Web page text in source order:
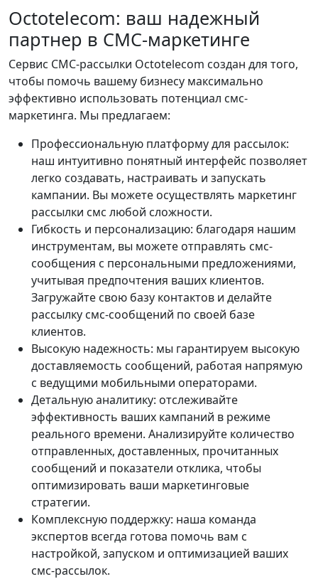
Octotelecom: ваш надежный
партнер в СМС-маркетинге
Сервис СМС-рассылки Octotelecom создан для того,
чтобы помочь вашему бизнесу максимально
эффективно использовать потенциал смс-
маркетинга. Мы предлагаем:
Профессиональную платформу для рассылок:
наш интуитивно понятный интерфейс позволяет
легко создавать, настраивать и запускать
кампании. Вы можете осуществлять маркетинг
рассылки смс любой сложности.
Гибкость и персонализацию: благодаря нашим
инструментам, вы можете отправлять смс-
сообщения с персональными предложениями,
учитывая предпочтения ваших клиентов.
Загружайте свою базу контактов и делайте
рассылку смс-сообщений по своей базе
клиентов.
Высокую надежность: мы гарантируем высокую
доставляемость сообщений, работая напрямую
с ведущими мобильными операторами.
Детальную аналитику: отслеживайте
эффективность ваших кампаний в режиме
реального времени. Анализируйте количество
отправленных, доставленных, прочитанных
сообщений и показатели отклика, чтобы
оптимизировать ваши маркетинговые
стратегии.
Комплексную поддержку: наша команда
экспертов всегда готова помочь вам с
настройкой, запуском и оптимизацией ваших
смс-рассылок.